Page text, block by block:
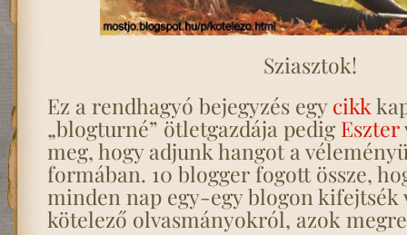
Sziasztok!
Ez a rendhagyó bejegyzés egycikk
„blogturné” ötletgazdája pedig Eszter
meg, hogy adjunk hangot a
formában. 10 blogger fogott össze,
minden nap egy-egy blogon kifejtsék
kötelező olvasmányokról, azok